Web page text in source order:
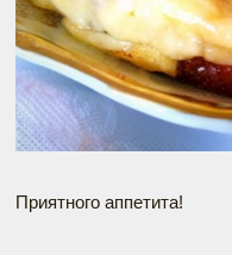
Приятного аппетита!